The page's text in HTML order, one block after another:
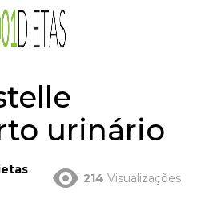
urinário
214 Visualizações